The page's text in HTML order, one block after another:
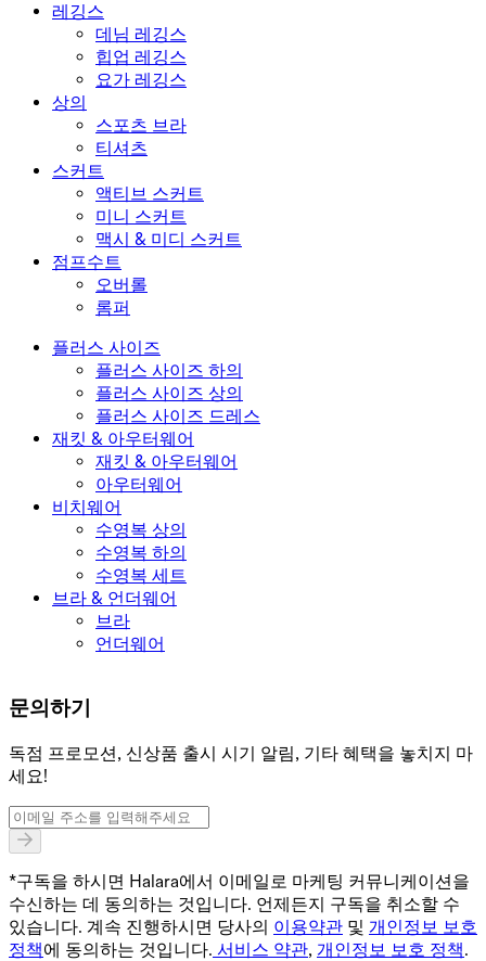
레깅스
데님 레깅스
힙업 레깅스
요가 레깅스
상의
스포츠 브라
티셔츠
스커트
액티브 스커트
미니 스커트
맥시 & 미디 스커트
점프수트
오버롤
롬퍼
플러스 사이즈
플러스 사이즈 하의
플러스 사이즈 상의
플러스 사이즈 드레스
재킷 & 아우터웨어
재킷 & 아우터웨어
아우터웨어
비치웨어
수영복 상의
수영복 하의
수영복 세트
브라 & 언더웨어
브라
언더웨어
문의하기
독점 프로모션, 신상품 출시 시기 알림, 기타 혜택을 놓치지 마
세요!
*구독을 하시면 Halara에서 이메일로 마케팅 커뮤니케이션을
수신하는 데 동의하는 것입니다. 언제든지 구독을 취소할 수
있습니다. 계속 진행하시면 당사의 이용약관 및 개인정보 보호
정책에 동의하는 것입니다. 서비스 약관, 개인정보 보호 정책.